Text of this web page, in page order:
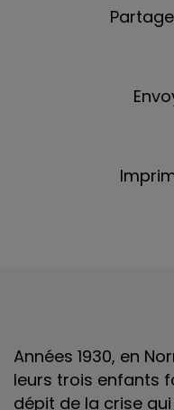
Années 1930, en
leurs trois enfants
dépit de la crise